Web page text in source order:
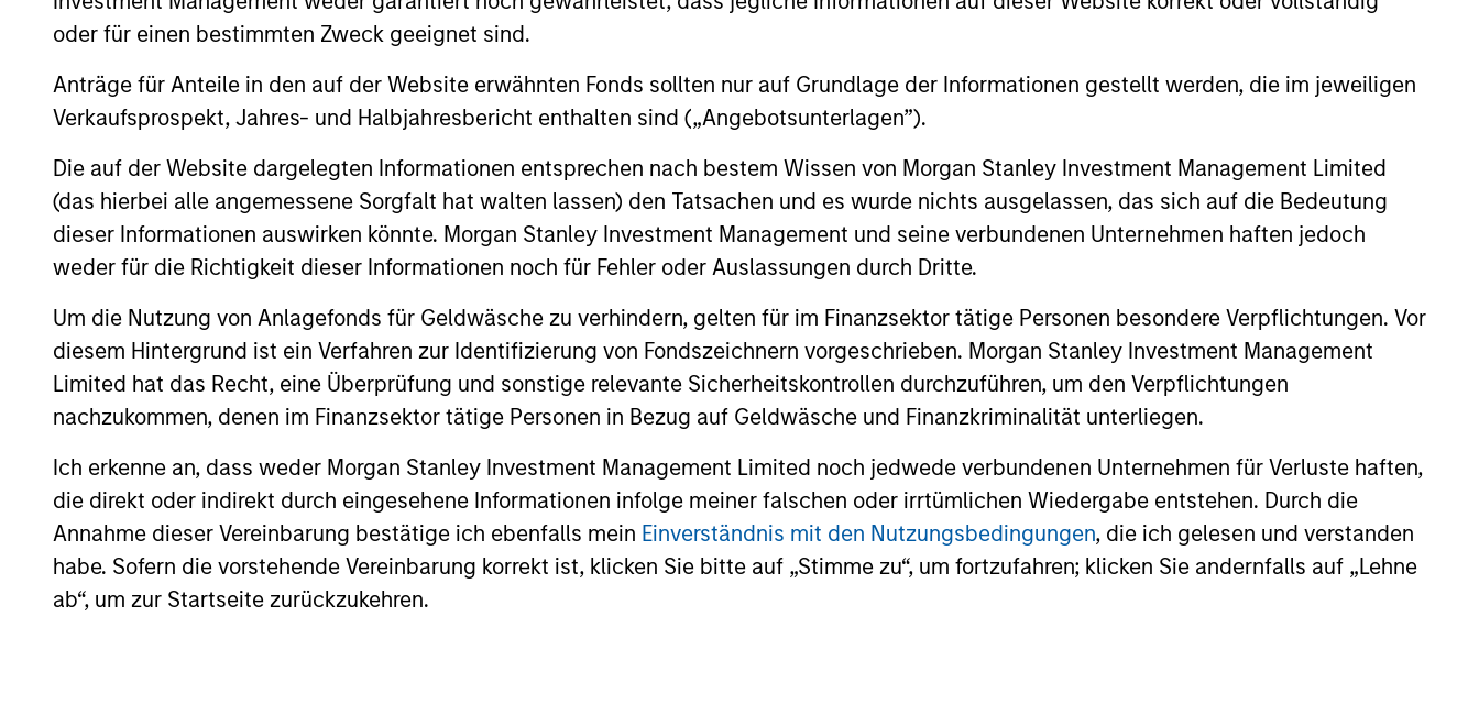
oder für einen bestimmten Zweck geeignet sind.
Anträge für Anteile in den auf der Website erwähnten Fonds sollten nur auf Grundlage der Informationen gestellt werden, die im jeweiligen
Verkaufsprospekt, Jahres- und Halbjahresbericht enthalten sind („Angebotsunterlagen”).
Die auf der Website dargelegten Informationen entsprechen nach bestem Wissen von Morgan Stanley Investment Management Limited
(das hierbei alle angemessene Sorgfalt hat walten lassen) den Tatsachen und es wurde nichts ausgelassen, das sich auf die Bedeutung
dieser Informationen auswirken könnte. Morgan Stanley Investment Management und seine verbundenen Unternehmen haften jedoch
weder für die Richtigkeit dieser Informationen noch für Fehler oder Auslassungen durch Dritte.
Um die Nutzung von Anlagefonds für Geldwäsche zu verhindern, gelten für im Finanzsektor tätige Personen besondere Verpflichtungen. Vor
diesem Hintergrund ist ein Verfahren zur Identifizierung von Fondszeichnern vorgeschrieben. Morgan Stanley Investment Management
Limited hat das Recht, eine Überprüfung und sonstige relevante Sicherheitskontrollen durchzuführen, um den Verpflichtungen
nachzukommen, denen im Finanzsektor tätige Personen in Bezug auf Geldwäsche und Finanzkriminalität unterliegen.
Ich erkenne an, dass weder Morgan Stanley Investment Management Limited noch jedwede verbundenen Unternehmen für Verluste haften,
die direkt oder indirekt durch eingesehene Informationen infolge meiner falschen oder irrtümlichen Wiedergabe entstehen. Durch die
Annahme dieser Vereinbarung bestätige ich ebenfalls mein Einverständnis mit den Nutzungsbedingungen, die ich gelesen und verstanden
habe. Sofern die vorstehende Vereinbarung korrekt ist, klicken Sie bitte auf „Stimme zu“, um fortzufahren; klicken Sie andernfalls auf „Lehne
ab“, um zur Startseite zurückzukehren.
Seema has worked with several organizations focused on issues concerning women and girls and is a prolific speaker on the
topic of a more robust inclusion of women in the corporate sector. In 2025, she received the Icon Award from Pension &
Investments and the inaugural Torch Bearer Mentorship Award from the PEWIN Foundation. In 2024, she was recognized by
Forbes on its list of “50 over 50: Investment” for her industry leadership. She was awarded in 2021 the insignia of Chevalier de la
recognized in 2021 as one of the 100 most influential women in U.S. finance by Barron’s and honored as the 2019 Bloomberg 50
“Ones To Watch”. Seema is a Board Director of the non-profit organization Women’s World Banking, a Senior Advisor for The
Wharton School Stevens Center for Innovation in Finance Cypher Accelerator, and a Centennial Society member of The Economic
Club of New York.
Seema earned a B.A. in psychology/philosophy from Yale College and an MBA in finance from The Wharton School at the
University of Pennsylvania.
The information on this page is for informational purposes only. The information contained herein does not constitute and should not be construed as an
offering of advisory services or an offer to sell or a solicitation of an offer to buy any securities in any jurisdiction in which such offer or solicitation,
purchase or sale would be unlawful under the securities, insurance or other laws of such jurisdiction.
All investing involves risks, including a loss of principal.